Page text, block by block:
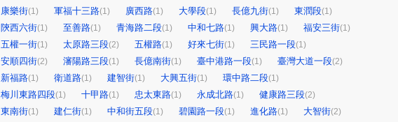
康樂街(1) 軍福十三路(1) 廣西路(1) 大學段(1) 長億九街(1) 東潤段(1)
陝西六街(1) 至善路(1) 青海路二段(1) 中和七路(1) 興大路(1) 福安三街(1)
五權一街(1) 太原路三段(2) 五權路(1) 好來七街(1) 三民路一段(1)
安順四街(2) 瀋陽路三段(1) 長億南街(1) 臺中港路一段(1) 臺灣大道一段(2)
新福路(1) 衛道路(1) 建智街(1) 大興五街(1) 環中路二段(1)
梅川東路四段(1) 十甲路(1) 忠太東路(1) 永成北路(1) 健康路三段(2)
東南街(1) 建仁街(1) 中和街五段(1) 碧園路一段(1) 進化路(1) 大智街(2)